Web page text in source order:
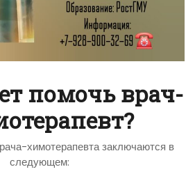
помочь врач-
химотерапевта заключаются в
следующем: